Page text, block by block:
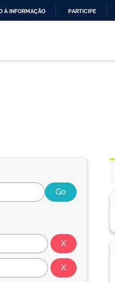
À INFORMAÇÃO PARTICIPE